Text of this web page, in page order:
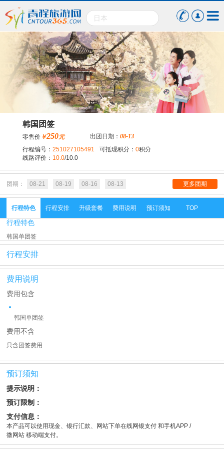
韩国团签
零售价￥250元 出团日期： 08-13
行程编号： 251027105491 可抵现积分： 0积分
线路评价： 10.0/10.0
团期： 08-21 08-19 08-16 08-13 更多团期
行程特色 行程安排 升级套餐 费用说明 预订须知 TOP
行程特色
韩国单团签
行程安排
费用说明
费用包含
韩国单团签
费用不含
只含团签费用
预订须知
提示说明：
预订限制：
支付信息：
本产品可以使用现金、银行汇款、网站下单在线网银支付 和手机APP /
微网站 移动端支付。